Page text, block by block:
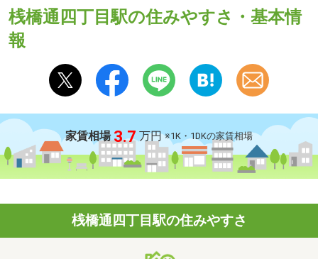
桟橋通四丁目駅の住みやすさ・基本情
報
家賃相場 3.7 万円 ※1K・1DKの家賃相場
桟橋通四丁目駅の住みやすさ